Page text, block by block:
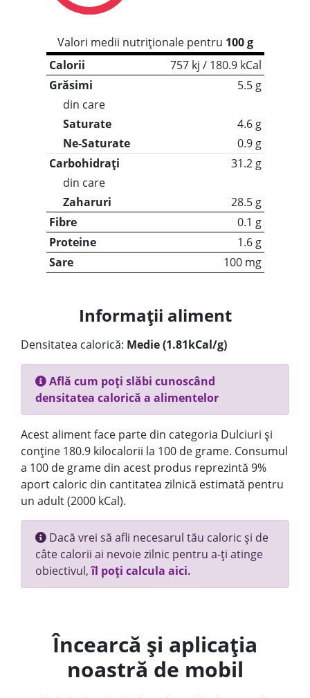
Valori medii nutriționale pentru 100 g
Calorii
757 kj / 180.9 kCal
Grăsimi
5.5 g
din care
Saturate
4.6 g
Ne-Saturate
0.9 g
Carbohidrați
31.2 g
din care
Zaharuri
28.5 g
Fibre
0.1 g
Proteine
1.6 g
Sare
100 mg
Informații aliment
Densitatea calorică: Medie (1.81kCal/g)
Află cum poți slăbi cunoscând
densitatea calorică a alimentelor
Acest aliment face parte din categoria Dulciuri și
conține 180.9 kilocalorii la 100 de grame. Consumul
a 100 de grame din acest produs reprezintă 9%
aport caloric din cantitatea zilnică estimată pentru
un adult (2000 kCal).
Dacă vrei să afli necesarul tău caloric și de
câte calorii ai nevoie zilnic pentru a-ți atinge
obiectivul,îl poți calcula aici.
Încearcă și aplicația
noastră de mobil